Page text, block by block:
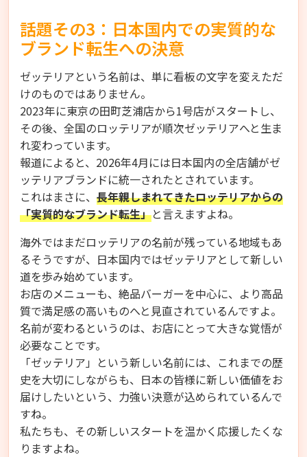
話題その3：日本国内での実質的な
ブランド転生への決意
ゼッテリアという名前は、単に看板の文字を変えただ
けのものではありません。
2023年に東京の田町芝浦店から1号店がスタートし、
その後、全国のロッテリアが順次ゼッテリアへと生ま
れ変わっています。
報道によると、2026年4月には日本国内の全店舗がゼ
ッテリアブランドに統一されたとされています。
これはまさに、 長年親しまれてきたロッテリアからの
「実質的なブランド転生」と言えますよね。
海外ではまだロッテリアの名前が残っている地域もあ
るそうですが、日本国内ではゼッテリアとして新しい
道を歩み始めています。
お店のメニューも、絶品バーガーを中心に、より高品
質で満足感の高いものへと見直されているんですよ。
名前が変わるというのは、お店にとって大きな覚悟が
必要なことです。
「ゼッテリア」という新しい名前には、これまでの歴
史を大切にしながらも、日本の皆様に新しい価値をお
届けしたいという、力強い決意が込められているんで
すね。
私たちも、その新しいスタートを温かく応援したくな
りますよね。